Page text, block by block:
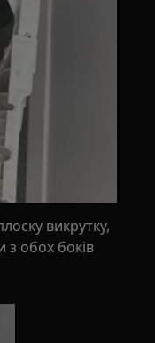
викрутку,
з обох боків